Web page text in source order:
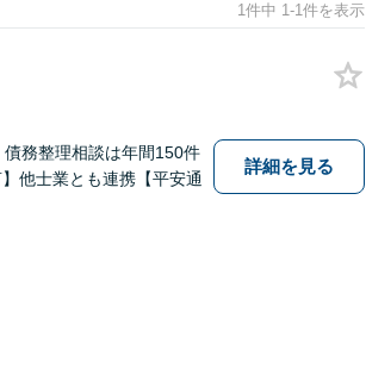
1件中 1-1件を表示
務整理相談は年間150件
他士業とも連携【平安通
詳細を見る